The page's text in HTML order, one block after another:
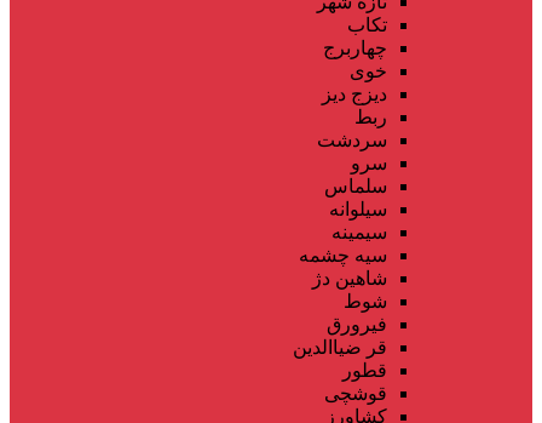
تکاب
چهاربرج
خوی
دیزج دیز
ربط
سردشت
سرو
سلماس
سیلوانه
سیمینه
سیه چشمه
شاهین دژ
شوط
فیرورق
قر ضیاالدین
قطور
قوشچی
کشاورز